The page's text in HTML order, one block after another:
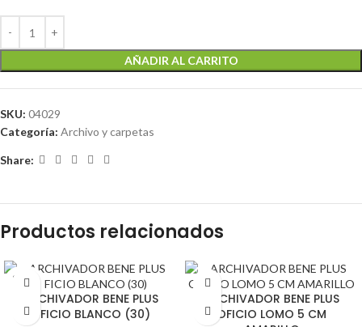
AÑADIR AL CARRITO
SKU: 04029
Categoría: Archivo y carpetas
Share:
Productos relacionados
SOLD
OUT
ARCHIVADOR BENE PLUS
OFICIO BLANCO (30)
ARCHIVADOR BENE PLUS
OFICIO LOMO 5 CM